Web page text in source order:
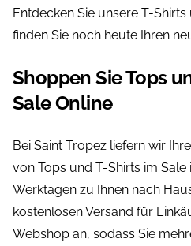
Entdecken Sie unsere T-
finden Sie noch heute Ihren
Shoppen Sie Tops
Sale Online
Bei Saint Tropez liefern wir
von Tops und T-Shirts im Sale
Werktagen zu Ihnen nach
kostenlosen Versand für
Webshop an, sodass Sie